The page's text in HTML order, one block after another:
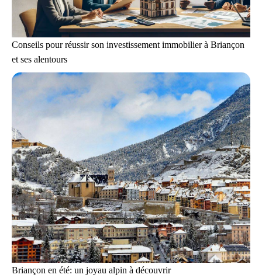
Conseils pour réussir son investissement immobilier à Briançon
et ses alentours
Briançon en été: un joyau alpin à découvrir